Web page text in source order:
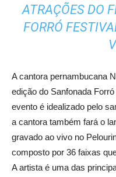
ATRAÇÕES DO
FORRÓ
A cantora pernambucana
edição do Sanfonada
evento é idealizado pelo
a cantora também fará o
gravado ao vivo no
composto por 36 faixas
A artista é uma das